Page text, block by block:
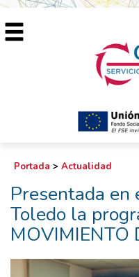
Portada > Actualidad
Presentada
Toledo la
MOVIMIENTO